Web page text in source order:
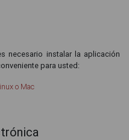
necesario instalar la aplicación
para usted:
o Mac